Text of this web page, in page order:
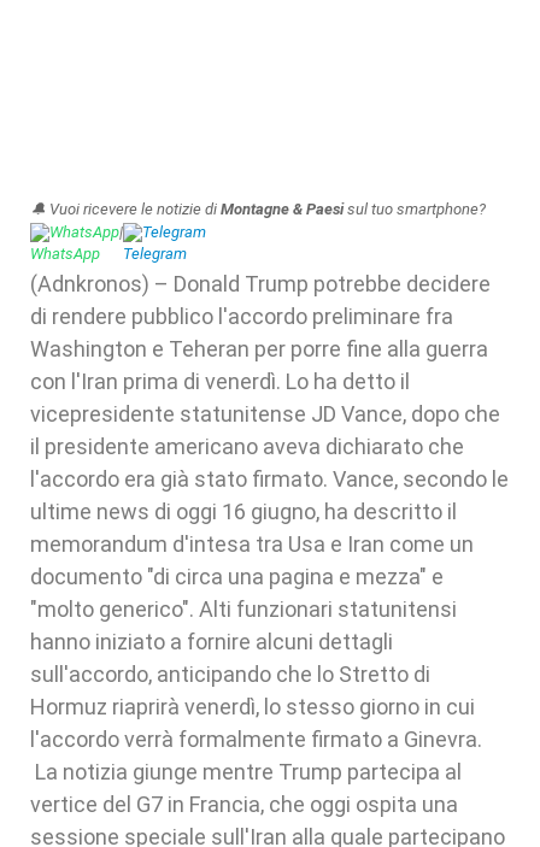
🔔 Vuoi ricevere le notizie di Montagne & Paesisul tuo smartphone?
WhatsApp| Telegram
(Adnkronos) – Donald Trump potrebbe decidere
di rendere pubblico l'accordo preliminare fra
Washington e Teheran per porre fine alla guerra
con l'Iran prima di venerdì. Lo ha detto il
vicepresidente statunitense JD Vance, dopo che
il presidente americano aveva dichiarato che
l'accordo era già stato firmato. Vance, secondo le
ultime news di oggi 16 giugno, ha descritto il
memorandum d'intesa tra Usa e Iran come un
documento "di circa una pagina e mezza" e
"molto generico". Alti funzionari statunitensi
hanno iniziato a fornire alcuni dettagli
sull'accordo, anticipando che lo Stretto di
Hormuz riaprirà venerdì, lo stesso giorno in cui
l'accordo verrà formalmente firmato a Ginevra.
La notizia giunge mentre Trump partecipa al
vertice del G7 in Francia, che oggi ospita una
sessione speciale sull'Iran alla quale partecipano